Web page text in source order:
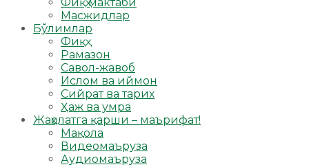
Фиқҳ мактаби
Масжидлар
Бўлимлар
Фиқҳ
Рамазон
Савол-жавоб
Ислом ва иймон
Сийрат ва тарих
Ҳаж ва умра
Жаҳолатга қарши – маърифат!
Мақола
Видеомаъруза
Аудиомаъруза